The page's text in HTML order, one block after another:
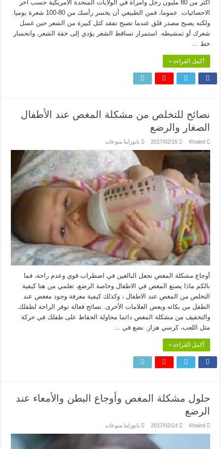
أكثر من 80 مليون رجل وامرأة في الولايات المتحدة الامريكية حسب آخر
الاحصائيات. عموما، فمن الطبيعي أن يخسر رأسك من 80-100 شعرة يوميا.
ولكنه يصبح مصدر قلق عندما تصبح تفقد كتل كبيرة من الشعر حين غسل
شعرك أو تمشيطه. استمرار تساقط الشعر يؤدي إلى خفة الشعر، وانحسار
خط …
أكمل القراءة »
نصائح للتخلص من مشكلة المغص عند الأطفال
الصغار والرضع
Khaled
2017/02/15 بانوراما منوعات
أوجاع مشكلة المغص تجعل البالغين في اضطراب قوي وعدم راحة، فما
بالكم ماذا يصنع المغص في الاطفال وخاصة الرضع، تعلمي من هنا كيفية
التخلص من المغص عند الاطفال ، وكذلك كيفية معرفة وجود مغغص عند
الطفل من بكائه وبعض العلامات الأخرى. نصائح فعالة توفر الراحة لطفلك
والتخفيف من مشكلة المغص دائما محاولة الحفاظ على طفلك في حركة
مثل اللعب، كرسي هزاز. نضع في …
أكمل القراءة »
حلول مشكلة المغص وأوجاع البطن والأمعاء عند
الرضع
Khaled
2017/02/14 بانوراما منوعات